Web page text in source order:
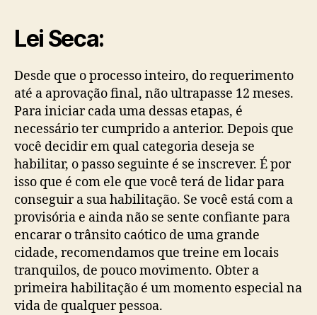
Lei Seca:
Desde que o processo inteiro, do requerimento
até a aprovação final, não ultrapasse 12 meses.
Para iniciar cada uma dessas etapas, é
necessário ter cumprido a anterior. Depois que
você decidir em qual categoria deseja se
habilitar, o passo seguinte é se inscrever. É por
isso que é com ele que você terá de lidar para
conseguir a sua habilitação. Se você está com a
provisória e ainda não se sente confiante para
encarar o trânsito caótico de uma grande
cidade, recomendamos que treine em locais
tranquilos, de pouco movimento. Obter a
primeira habilitação é um momento especial na
vida de qualquer pessoa.